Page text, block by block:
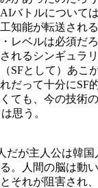
トルについて
知能が転送さ
レベルは必須だろ
るシンギュ
SFとして）あ
って十分に
ても、今の技
思う。
が主人公は韓
人間の脳は動
それが阻害さ